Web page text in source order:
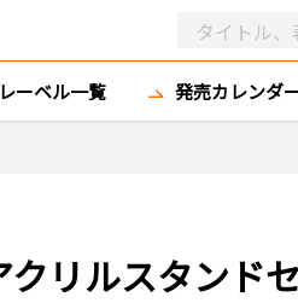
レーベル一覧 発売カレンダ
リルスタンド